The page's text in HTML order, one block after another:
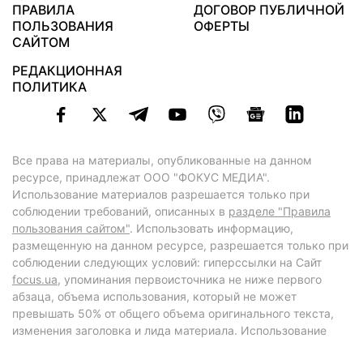
ПРАВИЛА
ПОЛЬЗОВАНИЯ
САЙТОМ
ДОГОВОР ПУБЛИЧНОЙ
ОФЕРТЫ
РЕДАКЦИОННАЯ
ПОЛИТИКА
Все права на материалы, опубликованные на данном
ресурсе, принадлежат ООО "ФОКУС МЕДИА".
Использование материалов разрешается только при
соблюдении требований, описанных в разделе "Правила
пользования сайтом". Использовать информацию,
размещенную на данном ресурсе, разрешается только при
соблюдении следующих условий: гиперссылки на Сайт
focus.ua, упоминания первоисточника не ниже первого
абзаца, объема использования, который не может
превышать 50% от общего объема оригинального текста,
изменения заголовка и лида материала. Использование